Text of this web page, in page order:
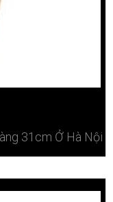
31cm Ở Hà Nội